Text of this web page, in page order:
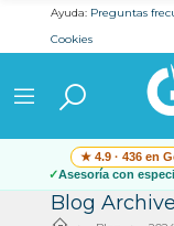
Ayuda: Preguntas
Cookies
★ 4.9 · 436 en
Asesoría con
Blog Archive